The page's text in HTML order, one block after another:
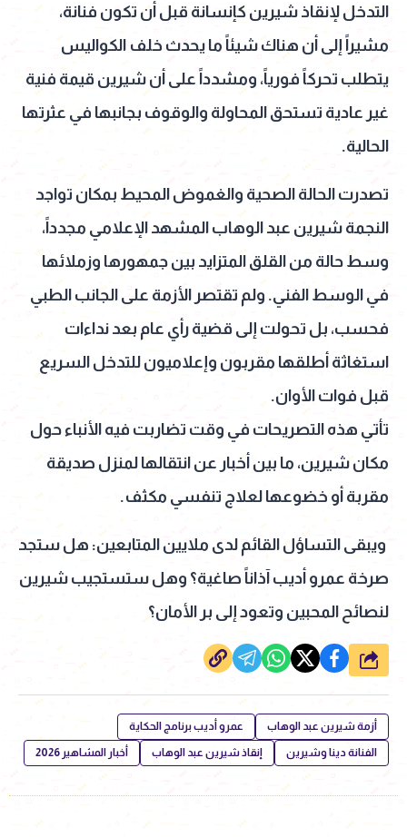
التدخل لإنقاذ شيرين كإنسانة قبل أن تكون فنانة،
مشيراً إلى أن هناك شيئاً ما يحدث خلف الكواليس
يتطلب تحركاً فورياً، ومشدداً على أن شيرين قيمة فنية
غير عادية تستحق المحاولة والوقوف بجانبها في عثرتها
الحالية.
تصدرت الحالة الصحية والغموض المحيط بمكان تواجد
النجمة شيرين عبد الوهاب المشهد الإعلامي مجدداً،
وسط حالة من القلق المتزايد بين جمهورها وزملائها
في الوسط الفني. ولم تقتصر الأزمة على الجانب الطبي
فحسب، بل تحولت إلى قضية رأي عام بعد نداءات
استغاثة أطلقها مقربون وإعلاميون للتدخل السريع
قبل فوات الأوان.
تأتي هذه التصريحات في وقت تضاربت فيه الأنباء حول
مكان شيرين، ما بين أخبار عن انتقالها لمنزل صديقة
مقربة أو خضوعها لعلاج تنفسي مكثف.
ويبقى التساؤل القائم لدى ملايين المتابعين: هل ستجد
صرخة عمرو أديب آذاناً صاغية؟ وهل ستستجيب شيرين
لنصائح المحبين وتعود إلى بر الأمان؟
شارك
أزمة شيرين عبد الوهاب عمرو أديب برنامج الحكاية
الفنانة دينا وشيرين إنقاذ شيرين عبد الوهاب أخبار المشاهير 2026